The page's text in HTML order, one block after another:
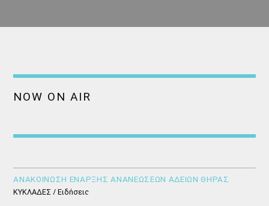
NOW ON AIR
ΑΝΑΚΟΙΝΩΣΗ ΕΝΑΡΞΗΣ ΑΝΑΝΕΩΣΕΩΝ ΑΔΕΙΩΝ ΘΗΡΑΣ
ΚΥΚΛΑΔΕΣ / Ειδήσεις